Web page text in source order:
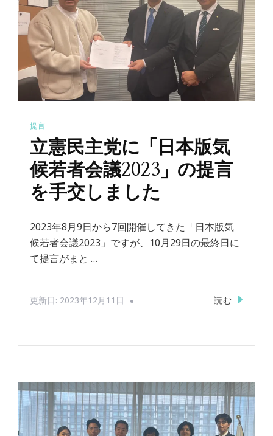
提言
立憲民主党に「日本版気
候若者会議2023」の提言
を手交しました
2023年8月9日から7回開催してきた「日本版気
候若者会議2023」ですが、10月29日の最終日に
て提言がまと …
更新日: 2023年12月11日 読む